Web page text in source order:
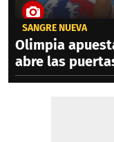
SANGRE NUEVA
Olimpia
abre las